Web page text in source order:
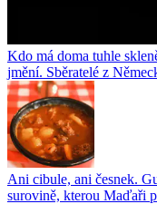
Kdo má doma tuhle
jmění. Sběratelé z
Ani cibule, ani česnek.
surovině, kterou Maďaři